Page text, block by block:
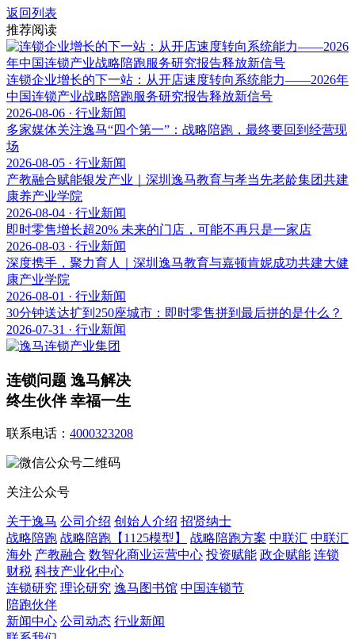
返回列表
推荐阅读
连锁企业增长的下一站：从开店速度转向系统能力——2026年
中国连锁产业战略陪跑服务研究报告释放新信号
2026-08-06 · 行业新闻
多家媒体关注逸马“四个第一”：战略陪跑，最终要回到经营现
场
2026-08-05 · 行业新闻
产教融合赋能银发产业｜深圳逸马教育与孝当先老龄集团共建
康养产业学院
2026-08-04 · 行业新闻
即时零售增长超20% 未来的门店，可能不再只是一家店
2026-08-03 · 行业新闻
深度携手，聚力育人｜深圳逸马教育与嘉顿肯妮成功共建大健
康产业学院
2026-08-01 · 行业新闻
30分钟送达扩到250座城市：即时零售拼到最后拼的是什么？
2026-07-31 · 行业新闻
连锁问题 逸马解决
终生伙伴 幸福一生
联系电话： 4000323208
关注公众号
关于逸马 公司介绍 创始人介绍 招贤纳士
战略陪跑 战略陪跑【1125模型】 战略陪跑方案 中联汇 中联汇
海外 产教融合 数智化商业运营中心 投资赋能 政企赋能 连锁
财税 科技产业化中心
连锁研究 理论研究 逸马图书馆 中国连锁节
陪跑伙伴
新闻中心 公司动态 行业新闻